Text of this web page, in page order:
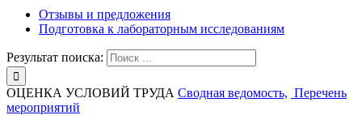
Отзывы и предложения
Подготовка к лабораторным исследованиям
Результат поиска:
ОЦЕНКА УСЛОВИЙ ТРУДА Сводная ведомость, Перечень
мероприятий